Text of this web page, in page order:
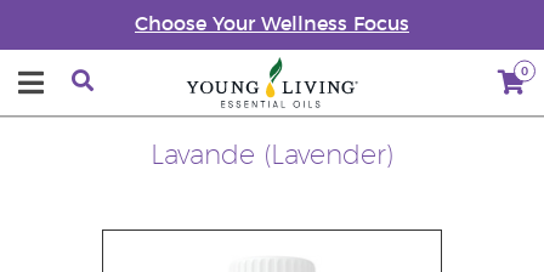
Choose Your Wellness Focus
0
Lavande (Lavender)